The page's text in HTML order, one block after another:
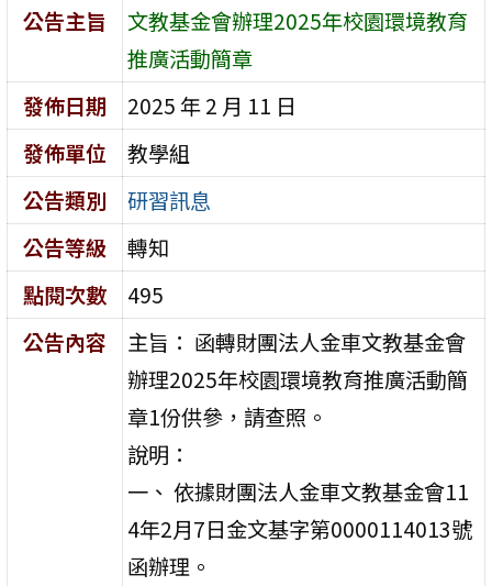
公告主旨
文教基金會辦理2025年校園環境教育
推廣活動簡章
發佈日期
2025 年 2 月 11 日
發佈單位
教學組
公告類別
研習訊息
公告等級
轉知
點閱次數
495
公告內容
主旨： 函轉財團法人金車文教基金會
辦理2025年校園環境教育推廣活動簡
章1份供參，請查照。
說明：
一、 依據財團法人金車文教基金會11
4年2月7日金文基字第0000114013號
函辦理。